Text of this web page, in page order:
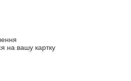
на вашу картку